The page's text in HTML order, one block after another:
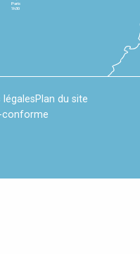
Paris
1h30
Plan du site
conforme